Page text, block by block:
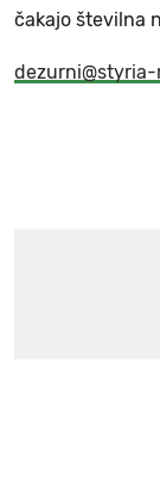
čakajo številna
dezurni@styria-